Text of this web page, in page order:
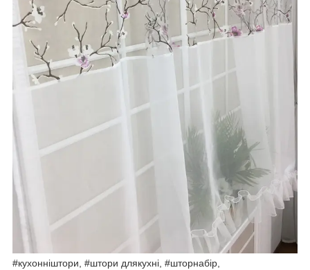
#кухонніштори, #штори длякухні, #шторнабір,